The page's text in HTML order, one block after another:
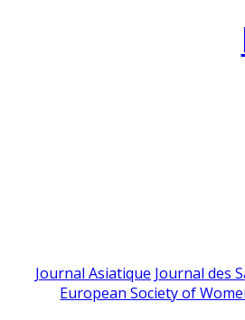
Journal Asiatique Journal des
European Society of